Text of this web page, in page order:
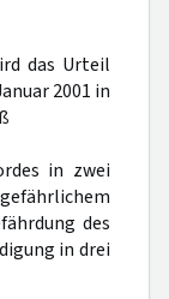
das Urteil
2001 in
in zwei
des
in drei